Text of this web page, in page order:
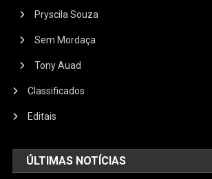
Pryscila Souza
Sem Mordaça
Tony Auad
Classificados
Editais
ÚLTIMAS NOTÍCIAS